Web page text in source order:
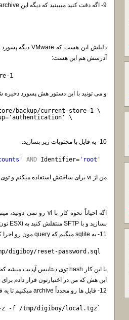
9- اگه دقت کنید میبینید که دیگه این archive مثل گذشته شامل فایل های زیر نمیشه.
آدرسش هم این هست:
1
و می تونید با این دستور هش پسورد ذخیره
backup/current-store-1 \
\
10- یه فایل با محتویات زیر بسازید.
AND Identifier= 'root'
من از vi برای ساختش استفاده میکنم و توی این آدرس ذخیره ش میکنم:
بسازید و با SFTP منتقلش کنید به ESXi تون. (مثلاً میتونید از FileZilla یا WinSCP استفاده کنید)
11- به sqlite میگیم که query مون رو اجرا کنه:
digiboy/reset-password .sql
با این کار hash توی دیتابیس آپدیت میشه که میتونید با دستور مرحله 9 از تغییر مطمئن هم بشید.
این هش که من در اختیارتون قرار دادم برای
12- فایل ها رو مجدداً archive میکنیم تا یه فایل local.tgz جدید به دست بیاریم:
-f /tmp/digiboy/local.tgz`